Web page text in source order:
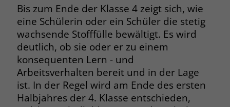
Bis zum Ende der Klasse 4 zeigt sich, wie
eine Schülerin oder ein Schüler die stetig
wachsende Stofffülle bewältigt. Es wird
deutlich, ob sie oder er zu einem
konsequenten Lern - und
Arbeitsverhalten bereit und in der Lage
ist. In der Regel wird am Ende des ersten
Halbjahres der 4. Klasse entschieden,